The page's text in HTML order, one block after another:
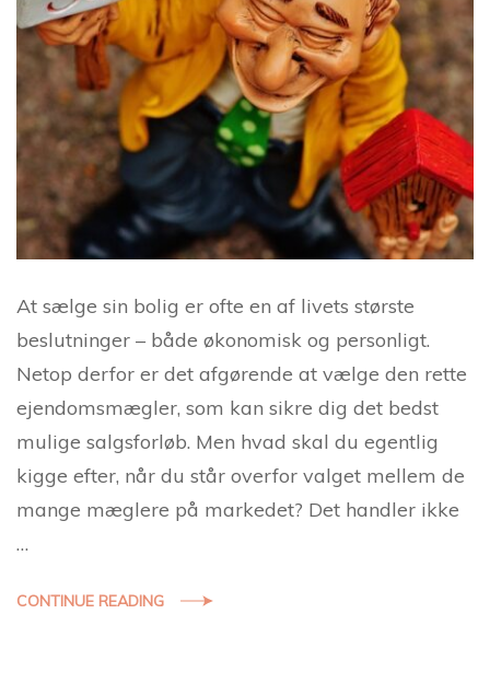
At sælge sin bolig er ofte en af livets største
beslutninger – både økonomisk og personligt.
Netop derfor er det afgørende at vælge den rette
ejendomsmægler, som kan sikre dig det bedst
mulige salgsforløb. Men hvad skal du egentlig
kigge efter, når du står overfor valget mellem de
mange mæglere på markedet? Det handler ikke
…
CONTINUE READING